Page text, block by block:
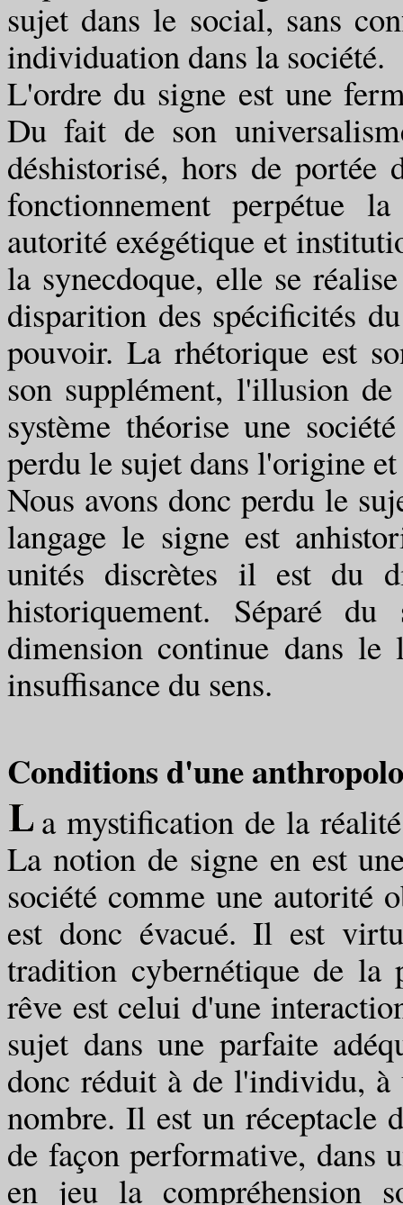
sujet dans le social, sans
individuation dans la société.
L'ordre du signe est une
Du fait de son
déshistorisé, hors de
fonctionnement perpétue
autorité exégétique et
la synecdoque, elle se
disparition des spécificités
pouvoir. La rhétorique est
son supplément, l'illusion
système théorise une
perdu le sujet dans l'origine
Nous avons donc perdu le
langage le signe est
unités discrètes il est du
historiquement. Séparé
dimension continue dans le
insuffisance du sens.
Conditions d'une
a mystification de la
La notion de signe en est
société comme une autorité
est donc évacué. Il est
tradition cybernétique de la
rêve est celui d'une
sujet dans une parfaite
donc réduit à de l'individu, à
nombre. Il est un réceptacle
de façon performative, dans
en jeu la compréhension